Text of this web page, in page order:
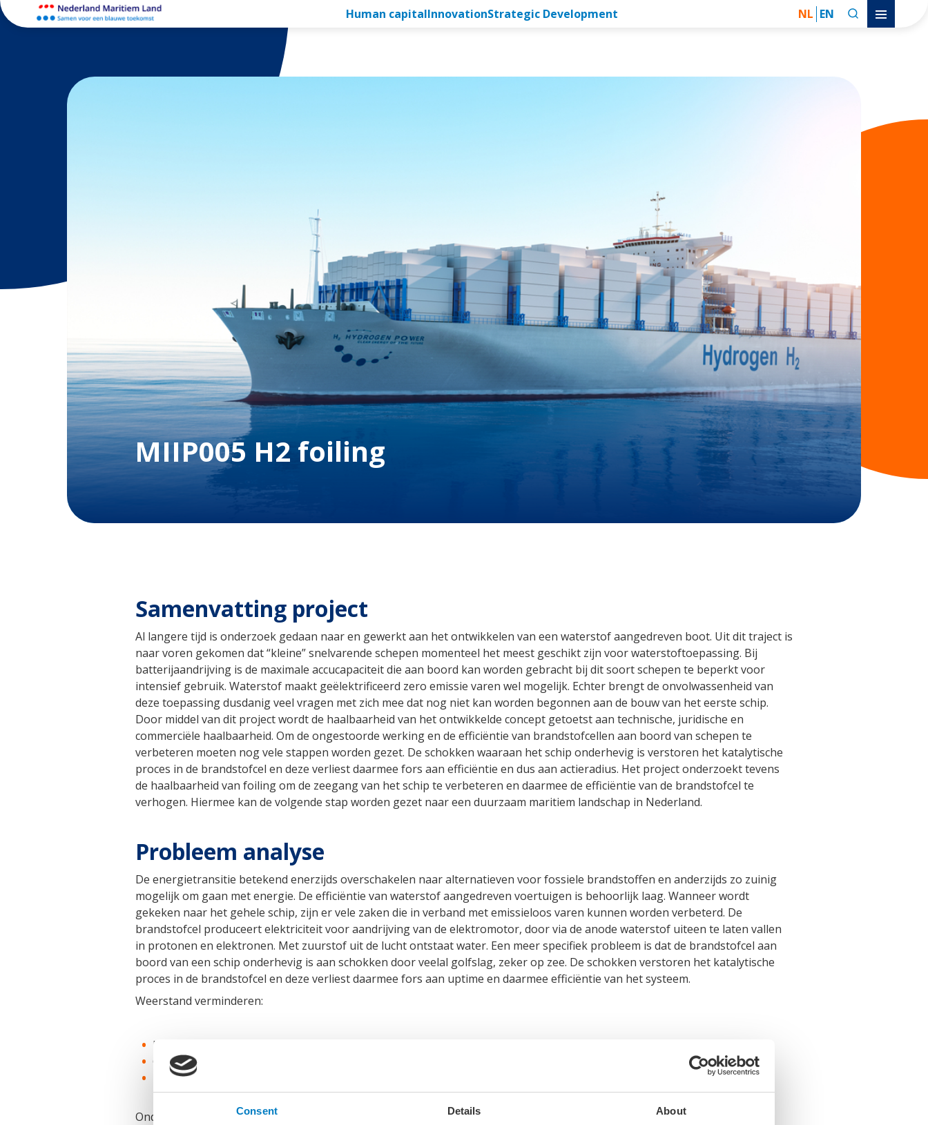
Consent Details About
Human capitalInnovationStrategic Development NL EN
MIIP005 H2 foiling
Samenvatting project
Al langere tijd is onderzoek gedaan naar en gewerkt aan het ontwikkelen van een waterstof aangedreven boot. Uit dit traject is
naar voren gekomen dat “kleine” snelvarende schepen momenteel het meest geschikt zijn voor waterstoftoepassing. Bij
batterijaandrijving is de maximale accucapaciteit die aan boord kan worden gebracht bij dit soort schepen te beperkt voor
intensief gebruik. Waterstof maakt geëlektrificeerd zero emissie varen wel mogelijk. Echter brengt de onvolwassenheid van
deze toepassing dusdanig veel vragen met zich mee dat nog niet kan worden begonnen aan de bouw van het eerste schip.
Door middel van dit project wordt de haalbaarheid van het ontwikkelde concept getoetst aan technische, juridische en
commerciële haalbaarheid. Om de ongestoorde werking en de efficiëntie van brandstofcellen aan boord van schepen te
verbeteren moeten nog vele stappen worden gezet. De schokken waaraan het schip onderhevig is verstoren het katalytische
proces in de brandstofcel en deze verliest daarmee fors aan efficiëntie en dus aan actieradius. Het project onderzoekt tevens
de haalbaarheid van foiling om de zeegang van het schip te verbeteren en daarmee de efficiëntie van de brandstofcel te
verhogen. Hiermee kan de volgende stap worden gezet naar een duurzaam maritiem landschap in Nederland.
Probleem analyse
De energietransitie betekend enerzijds overschakelen naar alternatieven voor fossiele brandstoffen en anderzijds zo zuinig
mogelijk om gaan met energie. De efficiëntie van waterstof aangedreven voertuigen is behoorlijk laag. Wanneer wordt
gekeken naar het gehele schip, zijn er vele zaken die in verband met emissieloos varen kunnen worden verbeterd. De
brandstofcel produceert elektriciteit voor aandrijving van de elektromotor, door via de anode waterstof uiteen te laten vallen
in protonen en elektronen. Met zuurstof uit de lucht ontstaat water. Een meer specifiek probleem is dat de brandstofcel aan
boord van een schip onderhevig is aan schokken door veelal golfslag, zeker op zee. De schokken verstoren het katalytische
proces in de brandstofcel en deze verliest daarmee fors aan uptime en daarmee efficiëntie van het systeem.
Weerstand verminderen:
Foilen ook ter verbetering van de zeegang
Gewicht
Rompvorm
Onderzoek naar duurzame materialen (well to